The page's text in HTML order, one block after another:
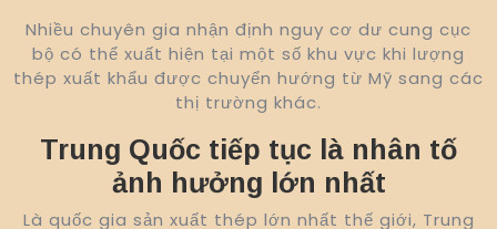
Nhiều chuyên gia nhận định nguy cơ dư cung cục
bộ có thể xuất hiện tại một số khu vực khi lượng
thép xuất khẩu được chuyển hướng từ Mỹ sang các
thị trường khác.
Trung Quốc tiếp tục là nhân tố
ảnh hưởng lớn nhất
Là quốc gia sản xuất thép lớn nhất thế giới, Trung